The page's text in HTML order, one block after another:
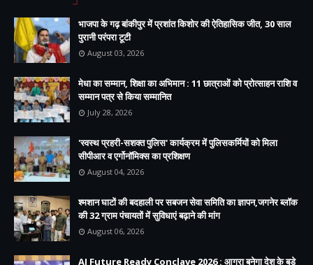
भाजपा के गढ़ बांकीपुर में प्रशांत किशोर की ऐतिहासिक जीत, 30 साल
पुरानी परंपरा टूटी
August 03, 2026
मेधा का सम्मान, शिक्षा का अभिमान : 11 छात्राओं को प्रोत्साहन राशि व
सम्मान पत्र से किया सम्मानित
July 28, 2026
'स्वस्थ प्रहरी-सशक्त पुलिस' कार्यक्रम में पुलिसकर्मियों को मिला
सीपीआर व एर्गोनॉमिक्स का प्रशिक्षण
August 04, 2026
श्मशान घाटों की बदहाली पर सबजन सेवा समिति का ज्ञापन,जगनेर ब्लॉक
की 32 ग्राम पंचायतों में सुविधाएं बढ़ाने की मांग
August 06, 2026
AI Future Ready Conclave 2026 : आगरा बनेगा देश के बड़े